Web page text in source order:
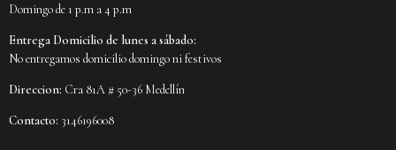
Domingo de 1 p.m a 4 p.m
Entrega Domicilio de lunes a sábado:
No entregamos domicilio domingo ni festivos
Direccion: Cra 81A # 50-36 Medellín
Contacto: 3146196008